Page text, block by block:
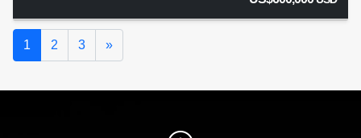
1 2 3 »Siguiente